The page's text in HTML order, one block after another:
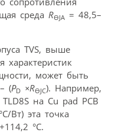
среда RӨJA = 48,5–
TVS, выше
характеристик
может быть
– (PD ×RӨJC). Например,
на Cu pad PCB
Вт) эта точка
°C.